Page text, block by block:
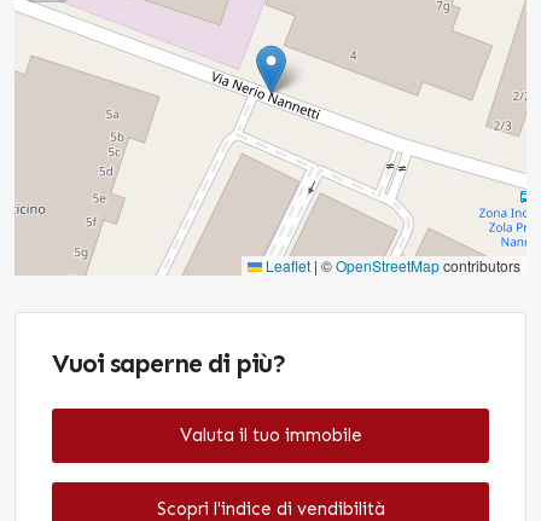
Leaflet | ©OpenStreetMapcontributors
Vuoi saperne di più?
Valuta il tuo immobile
Scopri l'indice di vendibilità